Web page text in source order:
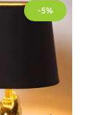
-5%